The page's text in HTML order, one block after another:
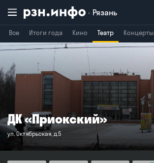
Рязань
Все Итоги года Кино Театр Концерты
Воронеж Брянск
ДК «Приокский»
ул. Октябрьская, д.5